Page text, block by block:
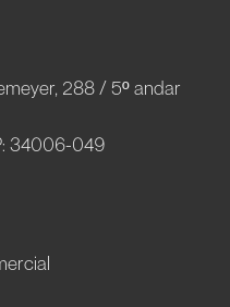
288 / 5º andar
34006-049